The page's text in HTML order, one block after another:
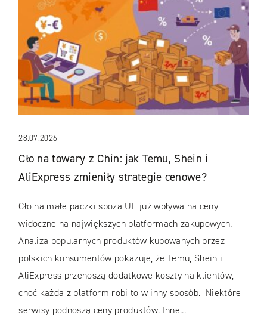
28.07.2026
Cło na towary z Chin: jak Temu, Shein i
AliExpress zmieniły strategie cenowe?
Cło na małe paczki spoza UE już wpływa na ceny
widoczne na największych platformach zakupowych.
Analiza popularnych produktów kupowanych przez
polskich konsumentów pokazuje, że Temu, Shein i
AliExpress przenoszą dodatkowe koszty na klientów,
choć każda z platform robi to w inny sposób. Niektóre
serwisy podnoszą ceny produktów. Inne...